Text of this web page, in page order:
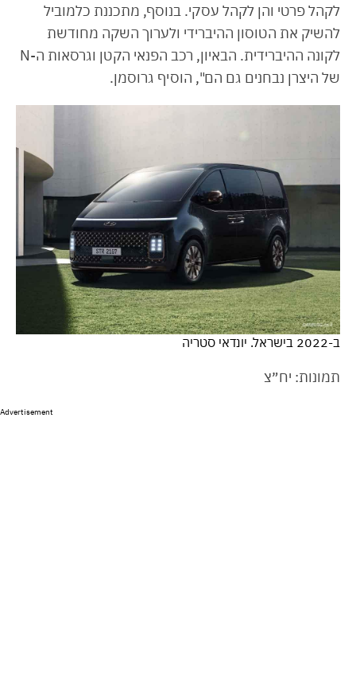
לקהל פרטי והן לקהל עסקי. בנוסף, מתכננת כלמוביל
להשיק את הטוסון ההיברידי ולערוך השקה מחודשת
לקונה ההיברידית. הבאיון, רכב הפנאי הקטן וגרסאות ה-N
של היצרן נבחנים גם הם", הוסיף גרוסמן.
ב-2022 בישראל. יונדאי סטריה
תמונות: יח״צ
Advertisement